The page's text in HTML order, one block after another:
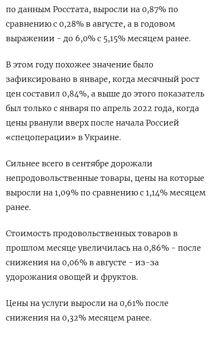
по данным Росстата, выросли на 0,87% по
сравнению с 0,28% в августе, а в годовом
выражении - до 6,0% с 5,15% месяцем ранее.
В этом году похожее значение было
зафиксировано в январе, когда месячный рост
цен составил 0,84%, а выше до этого показатель
был только с января по апрель 2022 года, когда
цены рванули вверх после начала Россией
«спецоперации» в Украине.
Сильнее всего в сентябре дорожали
непродовольственные товары, цены на которые
выросли на 1,09% по сравнению с 1,14% месяцем
ранее.
Стоимость продовольственных товаров в
прошлом месяце увеличилась на 0,86% - после
снижения на 0,06% в августе - из-за
удорожания овощей и фруктов.
Цены на услуги выросли на 0,61% после
снижения на 0,32% месяцем ранее.